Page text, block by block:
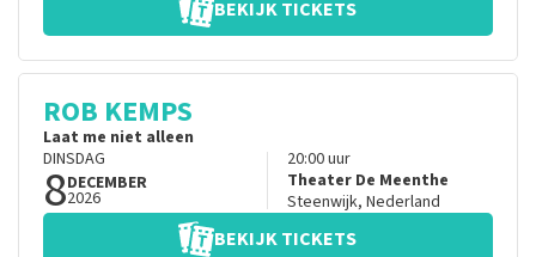
BEKIJK TICKETS
ROB KEMPS
Laat me niet alleen
DINSDAG
8DECEMBER
2026
20:00uur
Theater De Meenthe
Steenwijk, Nederland
BEKIJK TICKETS